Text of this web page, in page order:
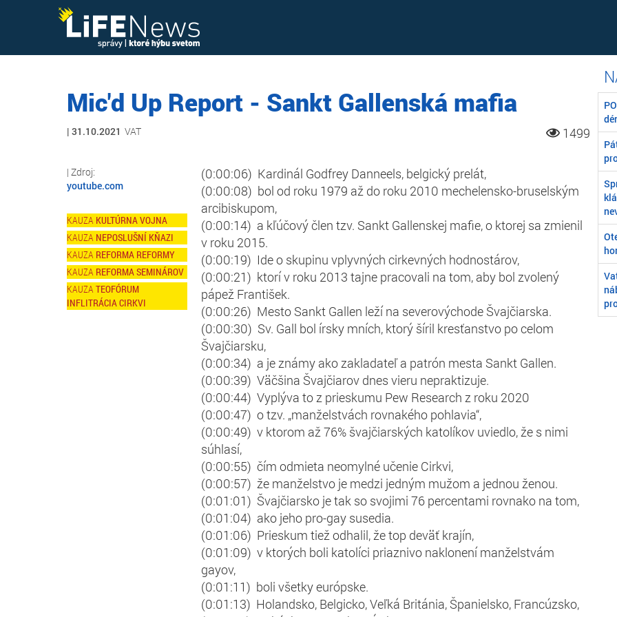
Mic'd Up Report - Sankt Gallenská mafia
31.10.2021 VAT 1499
youtube.com
KULTÚRNA VOJNA
NEPOSLUŠNÍ KŇAZI
REFORMA REFORMY
REFORMA SEMINÁROV
TEOFÓRUM
INFLITRÁCIA CIRKVI
(0:00:06) Kardinál Godfrey Danneels, belgický prelát,
(0:00:08) bol od roku 1979 až do roku 2010 mechelensko-bruselským
arcibiskupom,
(0:00:14) a kľúčový člen tzv. Sankt Gallenskej mafie, o ktorej sa zmienil
v roku 2015.
(0:00:19) Ide o skupinu vplyvných cirkevných hodnostárov,
(0:00:21) ktorí v roku 2013 tajne pracovali na tom, aby bol zvolený
pápež František.
(0:00:26) Mesto Sankt Gallen leží na severovýchode Švajčiarska.
(0:00:30) Sv. Gall bol írsky mních, ktorý šíril kresťanstvo po celom
Švajčiarsku,
(0:00:34) a je známy ako zakladateľ a patrón mesta Sankt Gallen.
(0:00:39) Väčšina Švajčiarov dnes vieru nepraktizuje.
(0:00:44) Vyplýva to z prieskumu Pew Research z roku 2020
(0:00:47) o tzv. „manželstvách rovnakého pohlavia“,
(0:00:49) v ktorom až 76% švajčiarských katolíkov uviedlo, že s nimi
súhlasí,
(0:00:55) čím odmieta neomylné učenie Cirkvi,
(0:00:57) že manželstvo je medzi jedným mužom a jednou ženou.
(0:01:01) Švajčiarsko je tak so svojimi 76 percentami rovnako na tom,
(0:01:04) ako jeho pro-gay susedia.
(0:01:06) Prieskum tiež odhalil, že top deväť krajín,
(0:01:09) v ktorých boli katolíci priaznivo naklonení manželstvám
gayov,
(0:01:11) boli všetky európske.
(0:01:13) Holandsko, Belgicko, Veľká Británia, Španielsko, Francúzsko,